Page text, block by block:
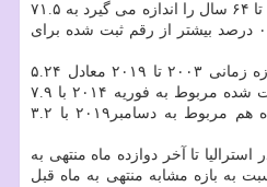
جمعیت شاغل در بازه سنی ۱۵ تا ۶۴ سال را اندازه می گیرد به ۷۱.۵
درصد افزایش پیدا كرده كه ۰.۱ درصد بیشتر از رقم ثبت شده برای
متوسط نرخ بیكاری هلند در بازه زمانی ۲۰۰۳ تا ۲۰۱۹ معادل ۵.۲۴
درصد بوده كه بالاترین رقم ثبت شده مربوط به فوریه ۲۰۱۴ با ۷.۹
درصد و كمترین نرخ ثبت شده هم مربوط به دسامبر۲۰۱۹ با ۳.۲
استرالیا تا آخر دوازده ماه منتهی به
نسبت به بازه مشابه منتهی به ماه قبل